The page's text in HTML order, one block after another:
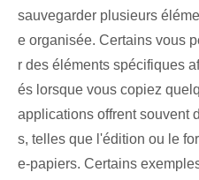
sauvegarder plusieurs
e organisée. Certains vous
r des éléments spécifiques
és lorsque vous copiez
applications offrent souvent
s, telles que l'édition ou le
e-papiers. Certains